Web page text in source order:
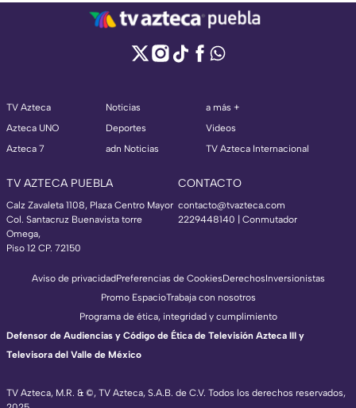
TV Azteca
Azteca UNO
Azteca 7
Noticias
Deportes
adn Noticias
a más +
Videos
TV Azteca Internacional
TV AZTECA PUEBLA
Calz Zavaleta 1108, Plaza Centro Mayor
Col. Santacruz Buenavista torre
Omega,
Piso 12 CP. 72150
CONTACTO
contacto@tvazteca.com
2229448140 | Conmutador
TV Azteca, M.R. & ©, TV Azteca, S.A.B. de C.V. Todos los derechos reservados,
Aviso de privacidadPreferencias de CookiesDerechosInversionistas
Promo EspacioTrabaja con nosotros
Programa de ética, integridad y cumplimiento
Defensor de Audiencias y Código de Ética de Televisión Azteca III y
Televisora del Valle de México